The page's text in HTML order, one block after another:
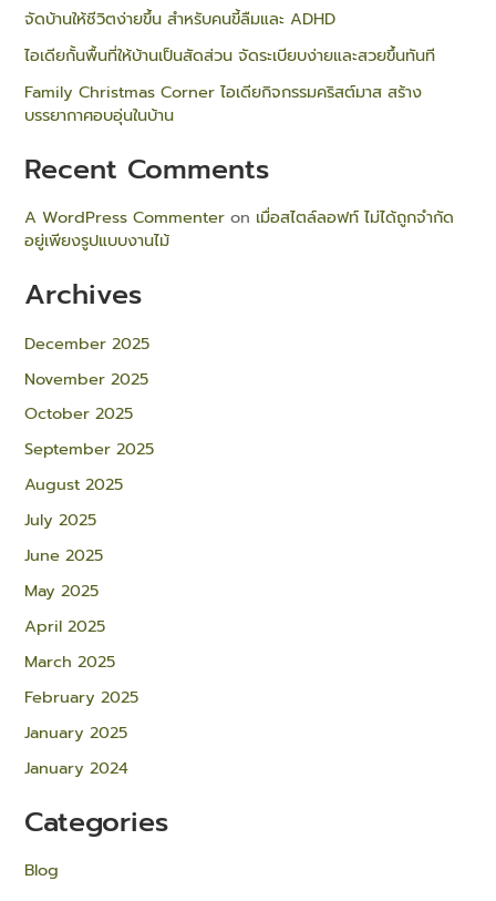
จัดบ้านให้ชีวิตง่ายขึ้น สำหรับคนขี้ลืมและ ADHD
ไอเดียกั้นพื้นที่ให้บ้านเป็นสัดส่วน จัดระเบียบง่ายและสวยขึ้นทันที
Family Christmas Corner ไอเดียกิจกรรมคริสต์มาส สร้าง
บรรยากาศอบอุ่นในบ้าน
Recent Comments
A WordPress Commenter on เมื่อสไตล์ลอฟท์ ไม่ได้ถูกจำกัด
อยู่เพียงรูปแบบงานไม้
Archives
December 2025
November 2025
October 2025
September 2025
August 2025
July 2025
June 2025
May 2025
April 2025
March 2025
February 2025
January 2025
January 2024
Categories
Blog